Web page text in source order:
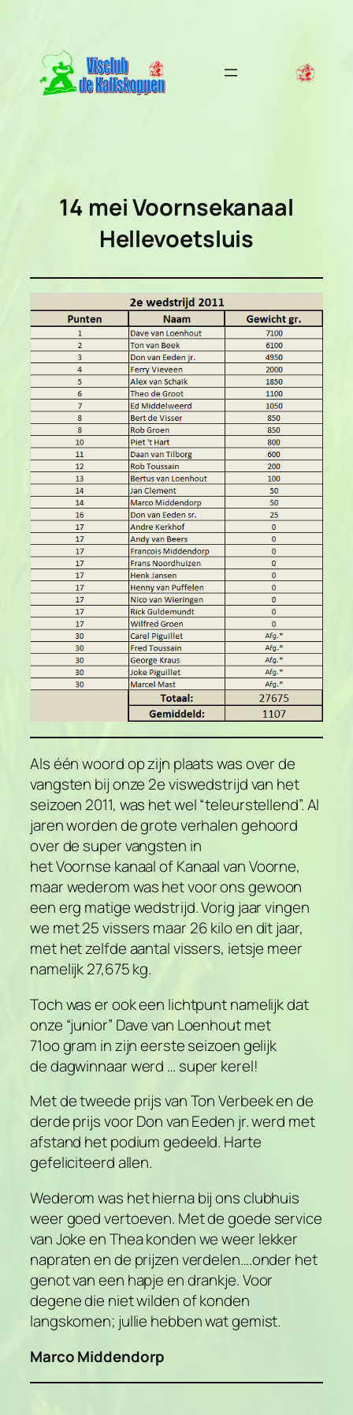
inhoud
14 mei Voornsekanaal
Hellevoetsluis
Als één woord op zijn plaats was over de
vangsten bij onze 2e viswedstrijd van het
seizoen 2011, was het wel “teleurstellend”. Al
jaren worden de grote verhalen gehoord
over de super vangsten in
hetVoornse kanaalof Kanaal van Voorne,
maar wederom was het voor ons gewoon
een erg matige wedstrijd. Vorig jaar vingen
we met 25 vissers maar 26 kilo en dit jaar,
met het zelfde aantal vissers, ietsje meer
namelijk 27,675 kg.
Toch was er ook een lichtpunt namelijk dat
onze “junior” Dave van Loenhout met
71oo gram in zijn eerste seizoen gelijk
de dagwinnaar werd … super kerel!
Met de tweede prijs van Ton Verbeek en de
derde prijs voor Don van Eeden jr. werd met
afstand het podium gedeeld. Harte
gefeliciteerd allen.
Wederom was het hierna bij ons clubhuis
weer goed vertoeven. Met de goede service
van Joke en Thea konden we weer lekker
napraten en de prijzen verdelen….onder het
genot van een hapje en drankje. Voor
degene die niet wilden of konden
langskomen; jullie hebben wat gemist.
Marco Middendorp